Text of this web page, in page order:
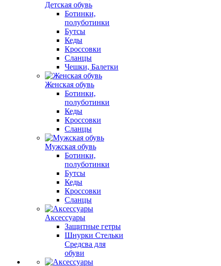
Детская обувь
Ботинки,
полуботинки
Бутсы
Кеды
Кроссовки
Сланцы
Чешки, Балетки
Женская обувь
Ботинки,
полуботинки
Кеды
Кроссовки
Сланцы
Мужская обувь
Ботинки,
полуботинки
Бутсы
Кеды
Кроссовки
Сланцы
Аксессуары
Защитные гетры
Шнурки Стельки
Средсва для
обуви